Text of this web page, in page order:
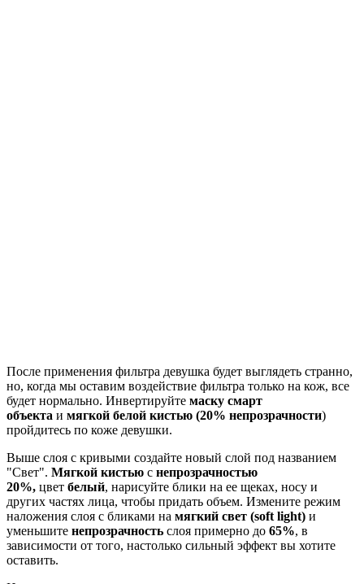
После применения фильтра девушка будет выглядеть странно,
но, когда мы оставим воздействие фильтра только на кож, все
будет нормально. Инвертируйте маску смарт
объекта и мягкой белой кистью (20% непрозрачности)
пройдитесь по коже девушки.
Выше слоя с кривыми создайте новый слой под названием
"Свет". Мягкой кистью с непрозрачностью
20%, цвет белый, нарисуйте блики на ее щеках, носу и
других частях лица, чтобы придать объем. Измените режим
наложения слоя с бликами на мягкий свет (soft light) и
уменьшите непрозрачность слоя примерно до 65%, в
зависимости от того, настолько сильный эффект вы хотите
оставить.